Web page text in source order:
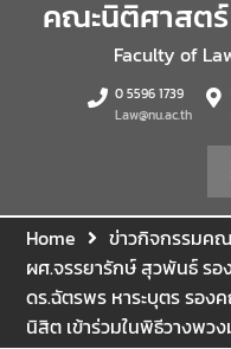
รายวิชาวิจัยทางก
รายวิชาตรรกศาส
ประชุมชั้น 3 อาคา
นิติศาสตร์ มหาวิ
คณะนิติศาสตร์ ม
นเรศวร จัดโครง
ความพร้อมเพื่อ
และปฐมพยาบาลเบื้
ประจำปี 2569 ณ ห้
อาคารปราบไตรจักร
มหาวิทยาลัยนเรศ
กิจกรรมดังกล่าว
คณะนิติศาสตร์
Faculty of
0 5596 1739
Law@nu.ac.th
Home
ข่าวกิจกรรมค
ผศ.จรรยารักษ์ สุวพันธ์ ร
ดร.ฉัตรพร หาระบุตร รอ
นิสิต เข้าร่วมในพิธีวางพว